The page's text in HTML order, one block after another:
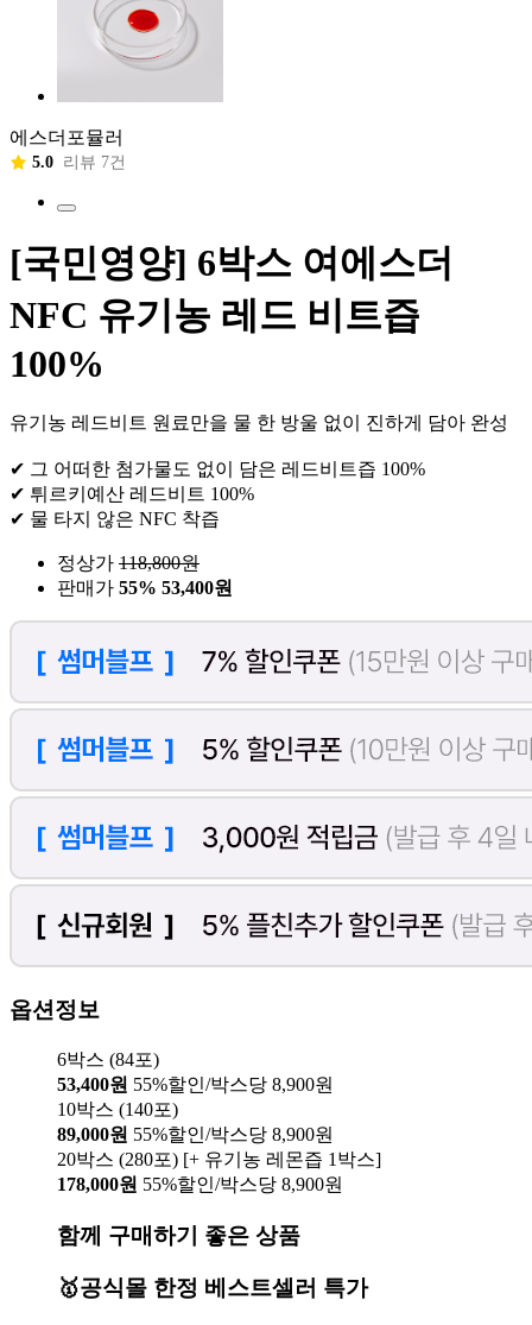
에스더포뮬러
5.0 리뷰 7건
[국민영양] 6박스 여에스더
NFC 유기농 레드 비트즙
100%
유기농 레드비트 원료만을 물 한 방울 없이 진하게 담아 완성
✔ 그 어떠한 첨가물도 없이 담은 레드비트즙 100%
✔ 튀르키예산 레드비트 100%
✔ 물 타지 않은 NFC 착즙
정상가 118,800원
판매가 55% 53,400원
옵션정보
6박스 (84포)
53,400원 55%할인/박스당 8,900원
10박스 (140포)
89,000원 55%할인/박스당 8,900원
20박스 (280포) [+ 유기농 레몬즙 1박스]
178,000원 55%할인/박스당 8,900원
함께 구매하기 좋은 상품
🥇공식몰 한정 베스트셀러 특가